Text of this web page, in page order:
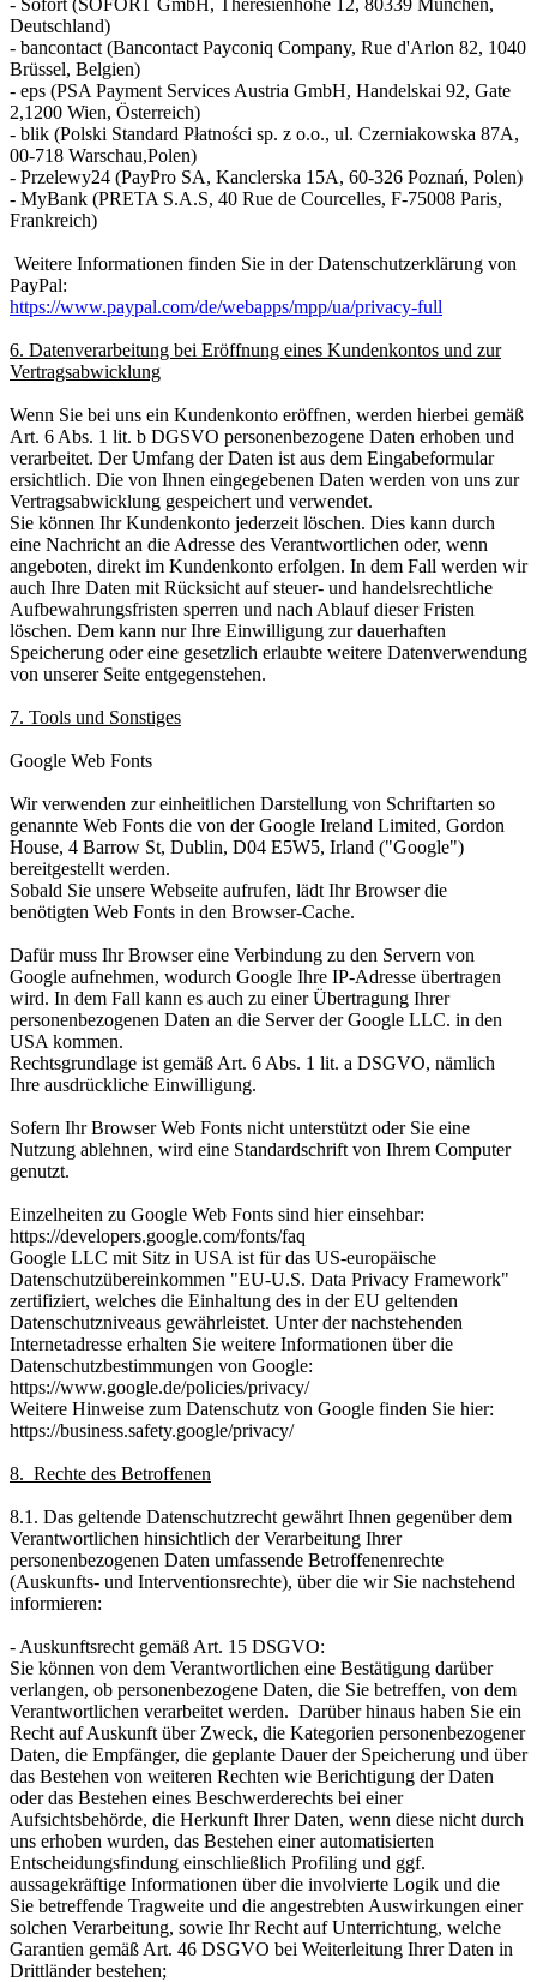
Deutschland)
- bancontact (Bancontact Payconiq Company, Rue d'Arlon 82, 1040
Brüssel, Belgien)
- eps (PSA Payment Services Austria GmbH, Handelskai 92, Gate
2,1200 Wien, Österreich)
- blik (Polski Standard Płatności sp. z o.o., ul. Czerniakowska 87A,
00-718 Warschau,Polen)
- Przelewy24 (PayPro SA, Kanclerska 15A, 60-326 Poznań, Polen)
- MyBank (PRETA S.A.S, 40 Rue de Courcelles, F-75008 Paris,
Frankreich)
Weitere Informationen finden Sie in der Datenschutzerklärung von
PayPal:
https://www.paypal.com/de/webapps/mpp/ua/privacy-full
6. Datenverarbeitung bei Eröffnung eines Kundenkontos und zur
Vertragsabwicklung
Wenn Sie bei uns ein Kundenkonto eröffnen, werden hierbei gemäß
Art. 6 Abs. 1 lit. b DGSVO personenbezogene Daten erhoben und
verarbeitet. Der Umfang der Daten ist aus dem Eingabeformular
ersichtlich. Die von Ihnen eingegebenen Daten werden von uns zur
Vertragsabwicklung gespeichert und verwendet.
Sie können Ihr Kundenkonto jederzeit löschen. Dies kann durch
eine Nachricht an die Adresse des Verantwortlichen oder, wenn
angeboten, direkt im Kundenkonto erfolgen. In dem Fall werden wir
auch Ihre Daten mit Rücksicht auf steuer- und handelsrechtliche
Aufbewahrungsfristen sperren und nach Ablauf dieser Fristen
löschen. Dem kann nur Ihre Einwilligung zur dauerhaften
Speicherung oder eine gesetzlich erlaubte weitere Datenverwendung
von unserer Seite entgegenstehen.
7. Tools und Sonstiges
Google Web Fonts
Wir verwenden zur einheitlichen Darstellung von Schriftarten so
genannte Web Fonts die von der Google Ireland Limited, Gordon
House, 4 Barrow St, Dublin, D04 E5W5, Irland ("Google")
bereitgestellt werden.
Sobald Sie unsere Webseite aufrufen, lädt Ihr Browser die
benötigten Web Fonts in den Browser-Cache.
Dafür muss Ihr Browser eine Verbindung zu den Servern von
Google aufnehmen, wodurch Google Ihre IP-Adresse übertragen
wird. In dem Fall kann es auch zu einer Übertragung Ihrer
personenbezogenen Daten an die Server der Google LLC. in den
USA kommen.
Rechtsgrundlage ist gemäß Art. 6 Abs. 1 lit. a DSGVO, nämlich
Ihre ausdrückliche Einwilligung.
Sofern Ihr Browser Web Fonts nicht unterstützt oder Sie eine
Nutzung ablehnen, wird eine Standardschrift von Ihrem Computer
genutzt.
Einzelheiten zu Google Web Fonts sind hier einsehbar:
https://developers.google.com/fonts/faq
Google LLC mit Sitz in USA ist für das US-europäische
Datenschutzübereinkommen "EU-U.S. Data Privacy Framework"
zertifiziert, welches die Einhaltung des in der EU geltenden
Datenschutzniveaus gewährleistet. Unter der nachstehenden
Internetadresse erhalten Sie weitere Informationen über die
Datenschutzbestimmungen von Google:
https://www.google.de/policies/privacy/
Weitere Hinweise zum Datenschutz von Google finden Sie hier:
https://business.safety.google/privacy/
8. Rechte des Betroffenen
8.1. Das geltende Datenschutzrecht gewährt Ihnen gegenüber dem
Verantwortlichen hinsichtlich der Verarbeitung Ihrer
personenbezogenen Daten umfassende Betroffenenrechte
(Auskunfts- und Interventionsrechte), über die wir Sie nachstehend
informieren:
- Auskunftsrecht gemäß Art. 15 DSGVO:
Sie können von dem Verantwortlichen eine Bestätigung darüber
verlangen, ob personenbezogene Daten, die Sie betreffen, von dem
Verantwortlichen verarbeitet werden. Darüber hinaus haben Sie ein
Recht auf Auskunft über Zweck, die Kategorien personenbezogener
Daten, die Empfänger, die geplante Dauer der Speicherung und über
das Bestehen von weiteren Rechten wie Berichtigung der Daten
oder das Bestehen eines Beschwerderechts bei einer
Aufsichtsbehörde, die Herkunft Ihrer Daten, wenn diese nicht durch
uns erhoben wurden, das Bestehen einer automatisierten
Entscheidungsfindung einschließlich Profiling und ggf.
aussagekräftige Informationen über die involvierte Logik und die
Sie betreffende Tragweite und die angestrebten Auswirkungen einer
solchen Verarbeitung, sowie Ihr Recht auf Unterrichtung, welche
Garantien gemäß Art. 46 DSGVO bei Weiterleitung Ihrer Daten in
Drittländer bestehen;